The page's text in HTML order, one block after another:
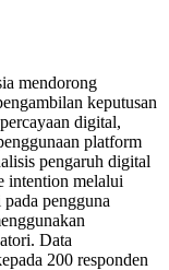
mendorong
keputusan
digital,
platform
pengaruh digital
intention melalui
pengguna
Data
200 responden